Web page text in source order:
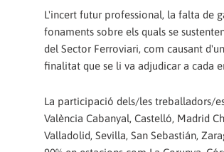
L'incert futur professional, la falta de
fonaments sobre els quals se
del Sector Ferroviari, com causant
finalitat que se li va adjudicar a cada
La participació dels/les treballadors/
València Cabanyal, Castelló, Madrid
Valladolid, Sevilla, San Sebastián,